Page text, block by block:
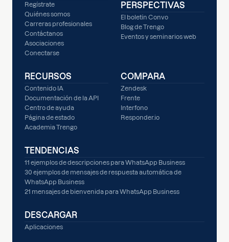
Regístrate
Quiénes somos
Carreras profesionales
Contáctanos
Asociaciones
Conectarse
PERSPECTIVAS
El boletín Convo
Blog de Trengo
Eventos y seminarios web
RECURSOS
Contenido IA
Documentación de la API
Centro de ayuda
Página de estado
Academia Trengo
COMPARA
Zendesk
Frente
Interfono
Responder.io
TENDENCIAS
11 ejemplos de descripciones para WhatsApp Business
30 ejemplos de mensajes de respuesta automática de
WhatsApp Business
21 mensajes de bienvenida para WhatsApp Business
DESCARGAR
Aplicaciones